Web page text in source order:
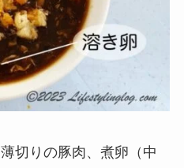
薄切りの豚肉、 煮卵 （中